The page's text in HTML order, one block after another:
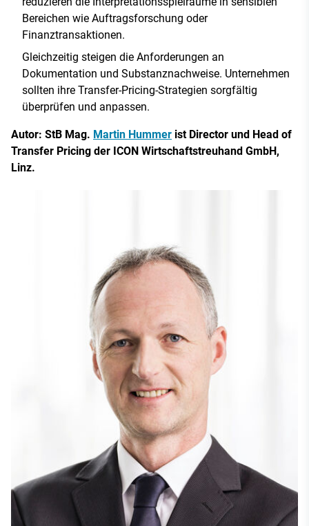
Bereichen wie Auftragsforschung oder
Finanztransaktionen.
Gleichzeitig steigen die Anforderungen an
Dokumentation und Substanznachweise. Unternehmen
sollten ihre Transfer-Pricing-Strategien sorgfältig
überprüfen und anpassen.
Autor: StB Mag. Martin Hummer ist Director und Head of
Transfer Pricing der ICON Wirtschaftstreuhand GmbH,
Linz.